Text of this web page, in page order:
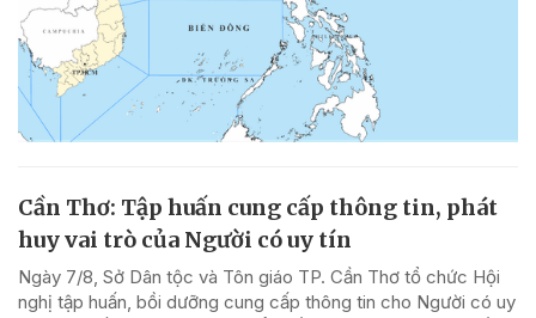
Cần Thơ: Tập huấn cung cấp thông tin, phát
huy vai trò của Người có uy tín
Ngày 7/8, Sở Dân tộc và Tôn giáo TP. Cần Thơ tổ chức Hội
nghị tập huấn, bồi dưỡng cung cấp thông tin cho Người có uy